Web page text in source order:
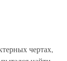
чертах,